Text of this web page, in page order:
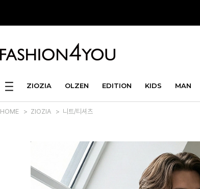
ZIOZIA OLZEN EDITION KIDS MAN
HOME > ZIOZIA > 니트/티셔츠